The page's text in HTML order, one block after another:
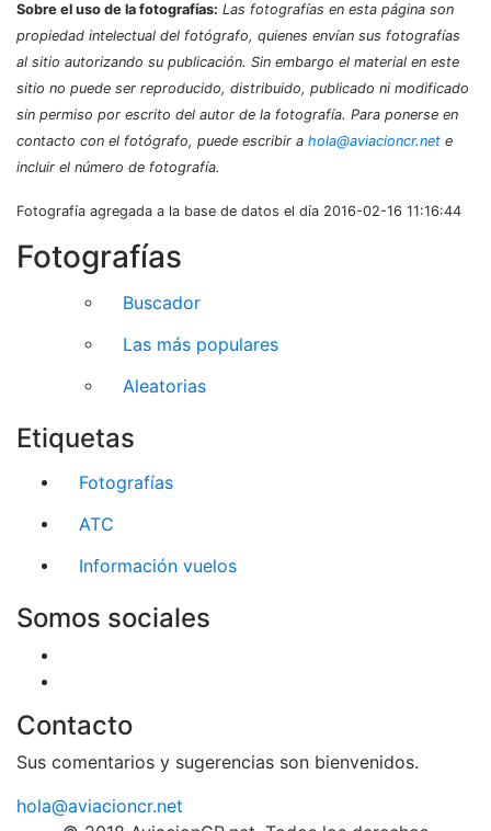
Sobre el uso de la fotografías: Las fotografías en esta página son
propiedad intelectual del fotógrafo, quienes envían sus fotografías
al sitio autorizando su publicación. Sin embargo el material en este
sitio no puede ser reproducido, distribuido, publicado ni modificado
sin permiso por escrito del autor de la fotografía. Para ponerse en
contacto con el fotógrafo, puede escribir a hola@aviacioncr.net e
incluir el número de fotografía.
Fotografía agregada a la base de datos el día 2016-02-16 11:16:44
Fotografías
Buscador
Las más populares
Aleatorias
Etiquetas
Fotografías
ATC
Información vuelos
Somos sociales
Contacto
Sus comentarios y sugerencias son bienvenidos.
hola@aviacioncr.net